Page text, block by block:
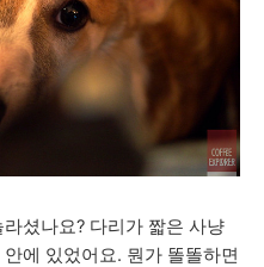
셨나요? 다리가 짧은 사냥
에 있었어요. 뭔가 똘똘하면